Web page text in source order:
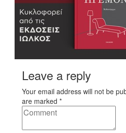
Leave a reply
Your email address will not be
are marked *